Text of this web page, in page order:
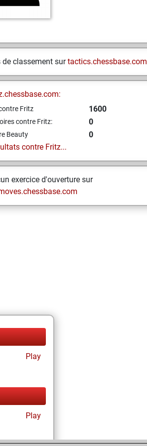
de classement surtactics.chessbase.com
Fritz 1600
contre Fritz: 0
Beauty
0
contre Fritz...
exercice d'ouverture sur
Play
Play